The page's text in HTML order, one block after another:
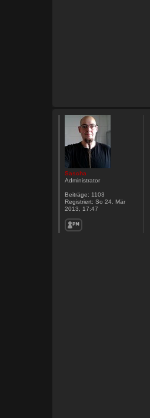
Sascha
Administrator
Beiträge: 1103
Registriert: So 24. Mär
2013, 17:47